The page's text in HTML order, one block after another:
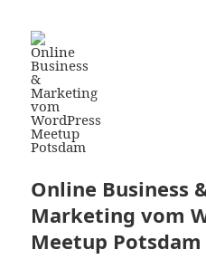
Online Business
Marketing vom
Meetup Potsdam